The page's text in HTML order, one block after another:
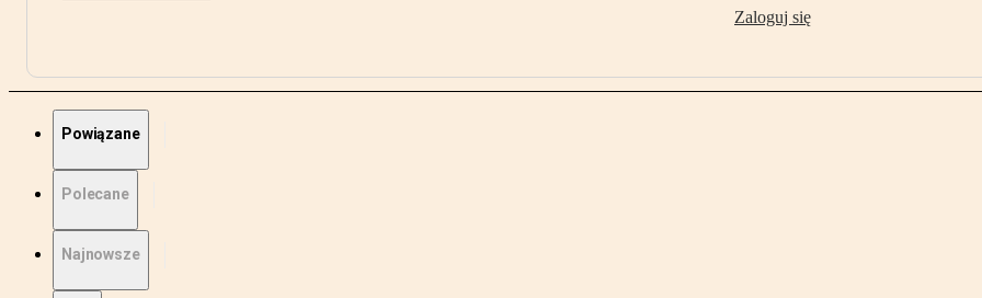
Zaloguj się
Powiązane
Polecane
Najnowsze